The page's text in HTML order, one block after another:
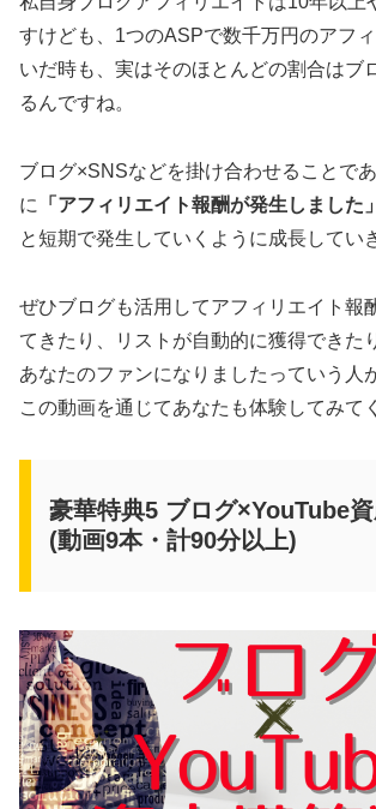
すけども、1つのASPで数千万円のアフ
いだ時も、実はそのほとんどの割合はブ
るんですね。
ブログ×SNSなどを掛け合わせることで
に
「アフィリエイト報酬が発生しました」
と短期で発生していくように成長してい
ぜひブログも活用してアフィリエイト報
てきたり、リストが自動的に獲得できた
あなたのファンになりましたっていう人
この動画を通じてあなたも体験してみて
豪華特典5 ブログ×YouTube
(動画9本・計90分以上)